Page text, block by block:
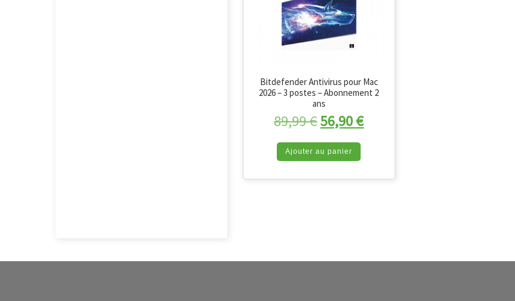
Bitdefender Antivirus pour Mac
2026 – 3 postes – Abonnement 2
ans
89,99€Le prix initial était : 89,99 €.
56,90€Le prix actuel est : 56,90 €.
Ajouter au panier